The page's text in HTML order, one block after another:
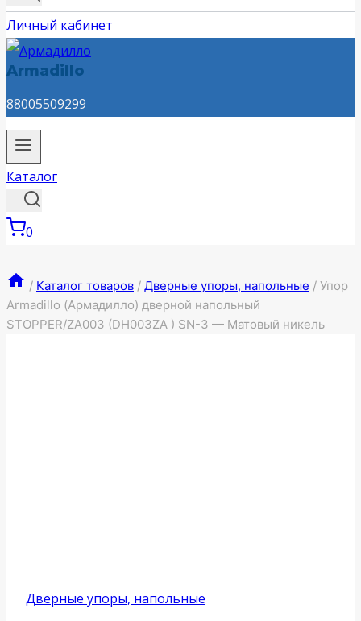
Личный кабинет
Armadillo
88005509299
Каталог
0
/ Каталог товаров / Дверные упоры, напольные / Упор
Armadillo (Армадилло) дверной напольный
STOPPER/ZA003 (DH003ZA ) SN-3 — Матовый никель
Дверные упоры, напольные